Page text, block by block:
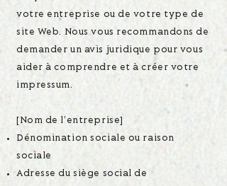
votre entreprise ou de votre type de
site Web. Nous vous recommandons de
demander un avis juridique pour vous
aider à comprendre et à créer votre
impressum.
[Nom de l'entreprise]
Dénomination sociale ou raison
sociale
Adresse du siège social de